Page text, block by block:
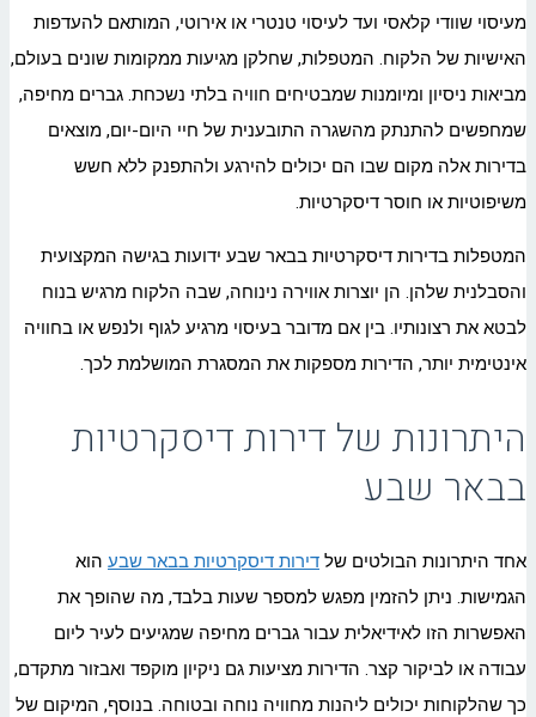
מעיסוי שוודי קלאסי ועד לעיסוי טנטרי או אירוטי, המותאם להעדפות
האישיות של הלקוח. המטפלות, שחלקן מגיעות ממקומות שונים בעולם,
מביאות ניסיון ומיומנות שמבטיחים חוויה בלתי נשכחת. גברים מחיפה,
שמחפשים להתנתק מהשגרה התובענית של חיי היום-יום, מוצאים
בדירות אלה מקום שבו הם יכולים להירגע ולהתפנק ללא חשש
משיפוטיות או חוסר דיסקרטיות.
המטפלות בדירות דיסקרטיות בבאר שבע ידועות בגישה המקצועית
והסבלנית שלהן. הן יוצרות אווירה נינוחה, שבה הלקוח מרגיש בנוח
לבטא את רצונותיו. בין אם מדובר בעיסוי מרגיע לגוף ולנפש או בחוויה
אינטימית יותר, הדירות מספקות את המסגרת המושלמת לכך.
היתרונות של דירות דיסקרטיות
בבאר שבע
אחד היתרונות הבולטים של דירות דיסקרטיות בבאר שבע הוא
הגמישות. ניתן להזמין מפגש למספר שעות בלבד, מה שהופך את
האפשרות הזו לאידיאלית עבור גברים מחיפה שמגיעים לעיר ליום
עבודה או לביקור קצר. הדירות מציעות גם ניקיון מוקפד ואבזור מתקדם,
כך שהלקוחות יכולים ליהנות מחוויה נוחה ובטוחה. בנוסף, המיקום של